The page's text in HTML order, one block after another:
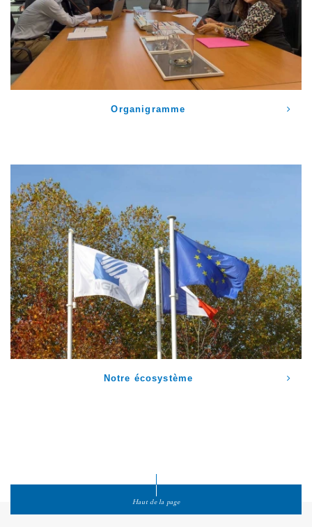
Organigramme
Notre écosystème
Haut de la page